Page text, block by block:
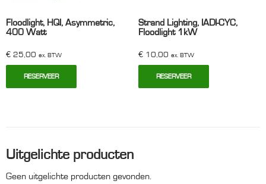
Floodlight, HQI, Asymmetric,
400 Watt
€ 25,00 ex. BTW
RESERVEER
Strand Lighting, IADI-CYC,
Floodlight 1kW
€10,00 ex. BTW
RESERVEER
Uitgelichte producten
Geen uitgelichte producten gevonden.